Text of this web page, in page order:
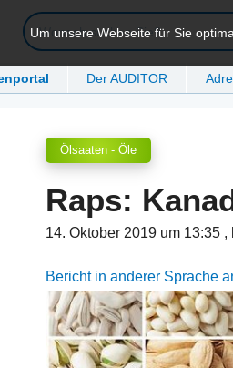
Der AUDITOR
Um unsere Webseite für Sie
Ölsaaten - Öle
Raps:
14. Oktober 2019 um 13:35 ,
Bericht in anderer Sprache